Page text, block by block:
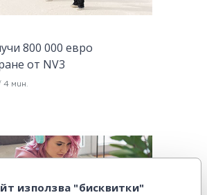
използва "бисквитки"
800 000 евро
от NV3
4 мин.